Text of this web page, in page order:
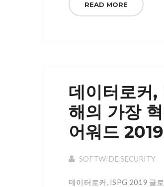
READ MORE
데이터로커
해의 가장
어워드
SOFTWIDE SECURITY
데이터로커, ISPG 2019 글